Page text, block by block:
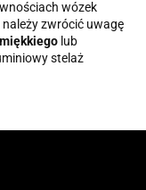
wózek
zwrócić uwagę
miękkiego lub
stelaż